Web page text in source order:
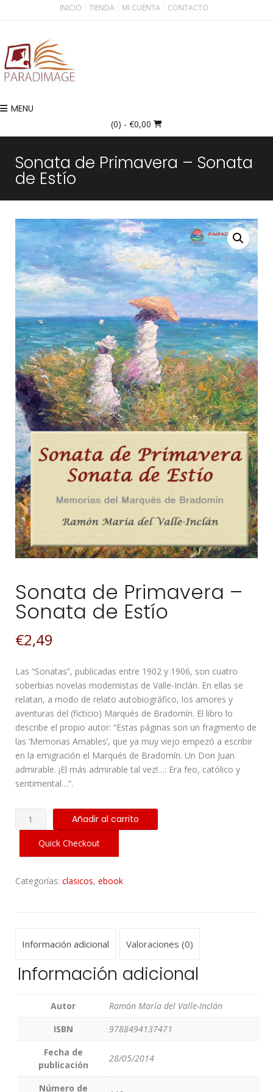
INICIO TIENDA MI CUENTA CONTACTO
MENU
(0) - €0,00
Sonata de Primavera – Sonata
de Estío
Sonata de Primavera –
Sonata de Estío
€2,49
Las “Sonatas”, publicadas entre 1902 y 1906, son cuatro
soberbias novelas modernistas de Valle-Inclán. En ellas se
relatan, a modo de relato autobiográfico, los amores y
aventuras del (ficticio) Marqués de Bradomín. El libro lo
describe el propio autor: “Estas páginas son un fragmento de
las ‘Memorias Amables’, que ya muy viejo empezó a escribir
en la emigración el Marqués de Bradomín. Un Don Juan
admirable. ¡El más admirable tal vez!…: Era feo, católico y
sentimental…”.
Sonata
de
Primavera
de
Añadir al carrito
Quick Checkout
Categorías: clasicos, ebook
Información adicional Valoraciones (0)
Información adicional
Autor
Ramón María del Valle-Inclán
ISBN
9788494137471
Fecha de
publicación
28/05/2014
Número de